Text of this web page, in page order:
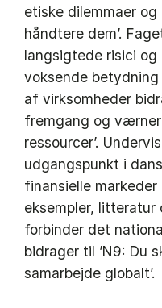
etiske dilemmaer
håndtere dem’.
langsigtede risici og
voksende
af virksomheder
fremgang og
ressourcer’.
udgangspunkt i
finansielle
eksempler,
forbinder det
bidrager til ’N9: Du
samarbejde globalt’.